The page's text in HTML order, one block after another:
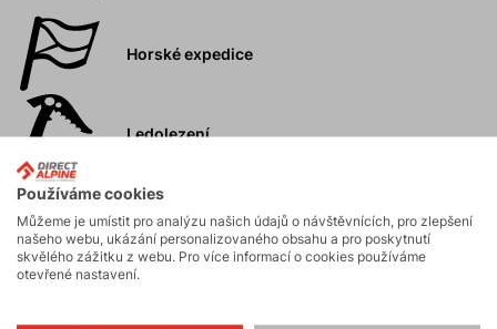
Horské expedice
Ledolezení
Skialpinismus
Používáme cookies
Můžeme je umístit pro analýzu našich údajů o návštěvnících, pro zlepšení
našeho webu, ukázání personalizovaného obsahu a pro poskytnutí
skvělého zážitku z webu. Pro více informací o cookies používáme
otevřené nastavení.